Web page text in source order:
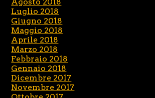
Luglio 2018
Giugno 2018
Maggio 2018
Aprile 2018
Marzo 2018
Febbraio 2018
Gennaio 2018
Dicembre 2017
Novembre 2017